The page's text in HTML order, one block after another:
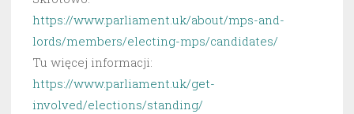
https://www.parliament.uk/about/mps-and-
lords/members/electing-mps/candidates/
Tu więcej informacji:
https://www.parliament.uk/get-
involved/elections/standing/